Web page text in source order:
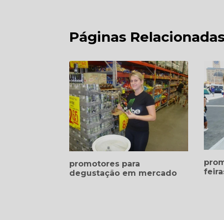
Páginas
promotores para
degustação em mercado